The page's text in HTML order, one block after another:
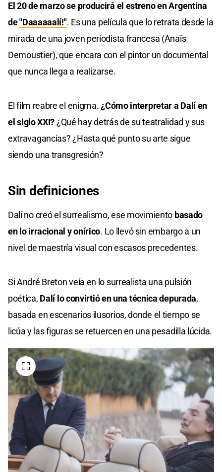
El 20 de marzo se producirá el estreno en Argentina
de"Daaaaaalí!". Es una película que lo retrata desde la
mirada de una joven periodista francesa (Anaïs
Demoustier), que encara con el pintor un documental
que nunca llega a realizarse.
El film reabre el enigma.¿Cómo interpretar a Dalí en
el siglo XXI?¿Qué hay detrás de su teatralidad y sus
extravagancias? ¿Hasta qué punto su arte sigue
siendo una transgresión?
Sin definiciones
Dalí no creó el surrealismo, ese movimiento basado
en lo irracional y onírico. Lo llevó sin embargo a un
nivel de maestría visual con escasos precedentes.
Si André Breton veía en lo surrealista una pulsión
poética, Dalí lo convirtió en una técnica depurada,
basada en escenarios ilusorios, donde el tiempo se
licúa y las figuras se retuercen en una pesadilla lúcida.